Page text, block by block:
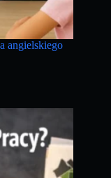
angielskiego